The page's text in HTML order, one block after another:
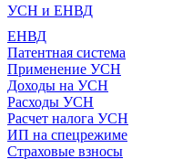
УСН и ЕНВД
ЕНВД
Патентная система
Применение УСН
Доходы на УСН
Расходы УСН
Расчет налога УСН
ИП на спецрежиме
Страховые взносы